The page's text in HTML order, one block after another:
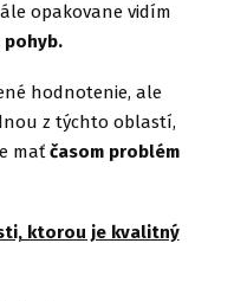
opakovane vidím
hodnotenie, ale
z týchto oblastí,
maťčasom problém
ktorou je kvalitný